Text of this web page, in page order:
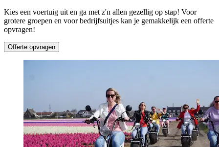
Kies een voertuig uit en ga met z'n allen gezellig op stap! Voor
grotere groepen en voor bedrijfsuitjes kan je gemakkelijk een offerte
opvragen!
Offerte opvragen